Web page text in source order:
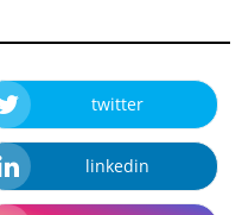
twitter
linkedin